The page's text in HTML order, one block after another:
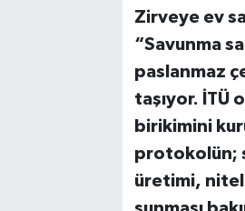
Zirveye ev
“Savunma
paslanmaz
taşıyor. İTÜ
birikimini
protokolün;
üretimi,